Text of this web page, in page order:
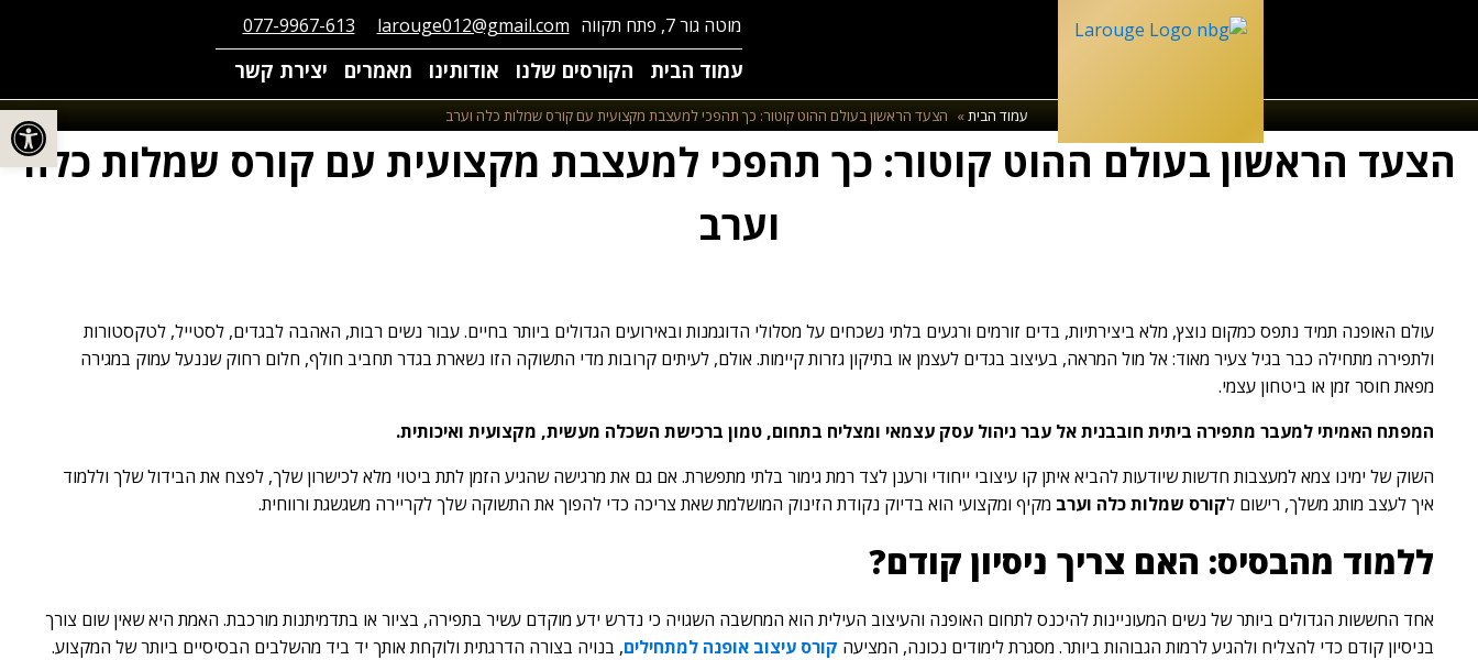
מוטה גור 7, פתח תקווה larouge012@gmail.com
077-9967-613
עמוד הבית הקורסים שלנו אודותינו מאמרים יצירת קשר
עמוד הבית» הצעד הראשון בעולם ההוט קוטור: כך תהפכי למעצבת מקצועית עם קורס שמלות כלה וערב
הצעד הראשון בעולם ההוט קוטור: כך תהפכי למעצבת מקצועית עם קורס שמלות כלה
וערב
עולם האופנה תמיד נתפס כמקום נוצץ, מלא ביצירתיות, בדים זורמים ורגעים בלתי נשכחים על מסלולי הדוגמנות ובאירועים הגדולים ביותר בחיים. עבור נשים רבות, האהבה לבגדים, לסטייל, לטקסטורות
ולתפירה מתחילה כבר בגיל צעיר מאוד: אל מול המראה, בעיצוב בגדים לעצמן או בתיקון גזרות קיימות. אולם, לעיתים קרובות מדי התשוקה הזו נשארת בגדר תחביב חולף, חלום רחוק שננעל עמוק במגירה
מפאת חוסר זמן או ביטחון עצמי.
המפתח האמיתי למעבר מתפירה ביתית חובבנית אל עבר ניהול עסק עצמאי ומצליח בתחום, טמון ברכישת השכלה מעשית, מקצועית ואיכותית.
השוק של ימינו צמא למעצבות חדשות שיודעות להביא איתן קו עיצובי ייחודי ורענן לצד רמת גימור בלתי מתפשרת. אם גם את מרגישה שהגיע הזמן לתת ביטוי מלא לכישרון שלך, לפצח את הבידול שלך וללמוד
איך לעצב מותג משלך, רישום לקורס שמלות כלה וערב מקיף ומקצועי הוא בדיוק נקודת הזינוק המושלמת שאת צריכה כדי להפוך את התשוקה שלך לקריירה משגשגת ורווחית.
ללמוד מהבסיס: האם צריך ניסיון קודם?
אחד החששות הגדולים ביותר של נשים המעוניינות להיכנס לתחום האופנה והעיצוב העילית הוא המחשבה השגויה כי נדרש ידע מוקדם עשיר בתפירה, בציור או בתדמיתנות מורכבת. האמת היא שאין שום צורך
בניסיון קודם כדי להצליח ולהגיע לרמות הגבוהות ביותר. מסגרת לימודים נכונה, המציעה קורס עיצוב אופנה למתחילים, בנויה בצורה הדרגתית ולוקחת אותך יד ביד מהשלבים הבסיסיים ביותר של המקצוע.
פתח